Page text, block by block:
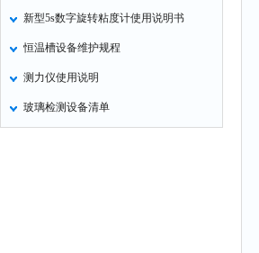
新型5s数字旋转粘度计使用说明书
恒温槽设备维护规程
测力仪使用说明
玻璃检测设备清单